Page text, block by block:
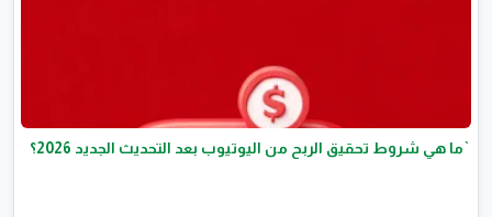
`ما هي شروط تحقيق الربح من اليوتيوب بعد التحديث الجديد 2026؟